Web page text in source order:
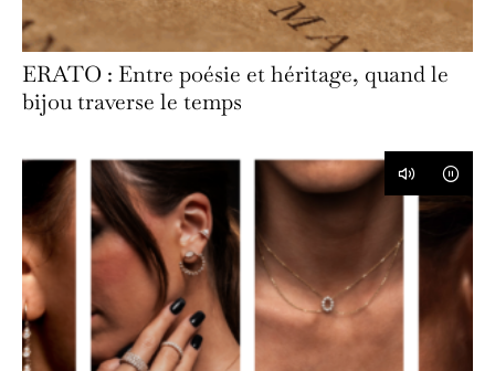
ERATO : Entre poésie et héritage, quand le
bijou traverse le temps